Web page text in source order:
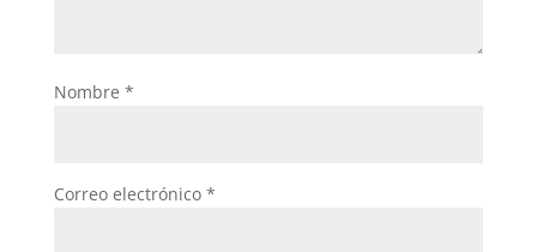
Nombre *
Correo electrónico *